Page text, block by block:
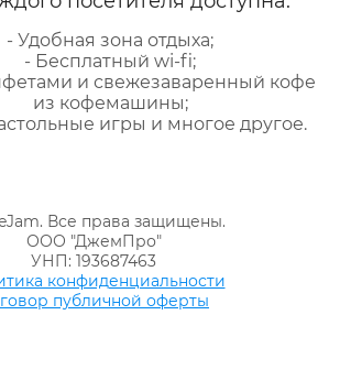
- Удобная зона отдыха;
- Бесплатный wi-fi;
и свежезаваренный кофе
из кофемашины;
игры и многое другое.
Все права защищены.
ООО "ДжемПро"
УНП: 193687463
конфиденциальности
публичной оферты